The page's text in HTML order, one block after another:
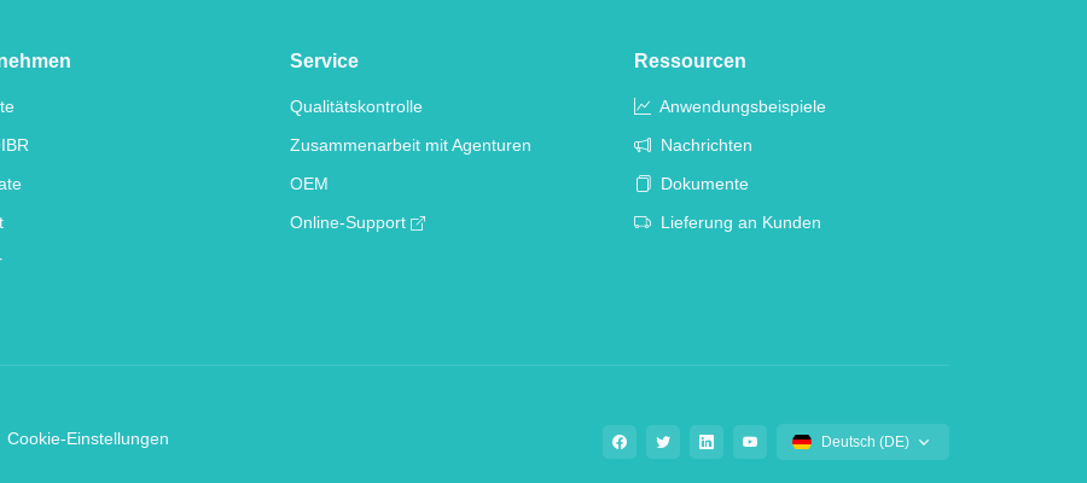
Service
Qualitätskontrolle
Zusammenarbeit mit Agenturen
OEM
Online-Support
Ressourcen
Anwendungsbeispiele
Nachrichten
Dokumente
Lieferung an Kunden
Cookie-Einstellungen Deutsch (DE)